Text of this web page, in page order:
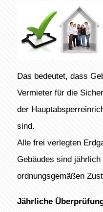
Das bedeutet, dass
Vermieter für die
der
sind.
Alle frei verlegten
Gebäudes sind jährlich
ordnungsgemäßen
Jährliche